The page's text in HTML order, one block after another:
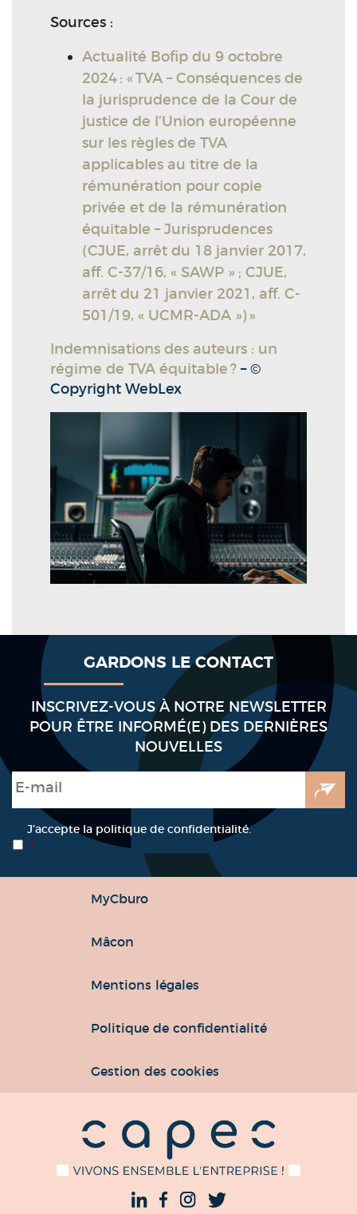
Sources :
Actualité Bofip du 9 octobre
2024 : « TVA – Conséquences de
la jurisprudence de la Cour de
justice de l’Union européenne
sur les règles de TVA
applicables au titre de la
rémunération pour copie
privée et de la rémunération
équitable – Jurisprudences
(CJUE, arrêt du 18 janvier 2017,
aff. C-37/16, « SAWP » ; CJUE,
arrêt du 21 janvier 2021, aff. C-
501/19, « UCMR-ADA ») »
Indemnisations des auteurs : un
régime de TVA équitable ? – ©
Copyright WebLex
GARDONS LE CONTACT
INSCRIVEZ-VOUS À NOTRE NEWSLETTER
POUR ÊTRE INFORMÉ(E) DES DERNIÈRES
NOUVELLES
E-mail
RGPD *
J’accepte la politique de confidentialité.
*
MyCburo
Mâcon
Mentions légales
Politique de confidentialité
Gestion des cookies